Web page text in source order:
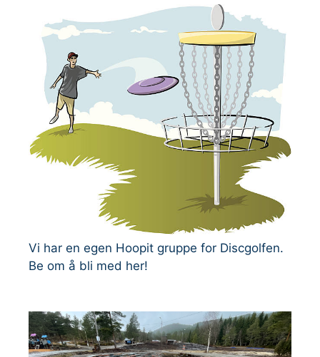
Vi har en egen Hoopit gruppe for Discgolfen.
Be om å bli med her!